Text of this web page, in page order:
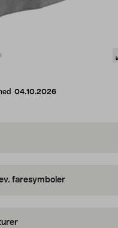
04.10.2026
faresymboler